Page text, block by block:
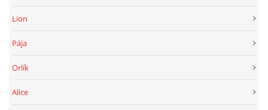
Lion
Pája
Orlík
Alice